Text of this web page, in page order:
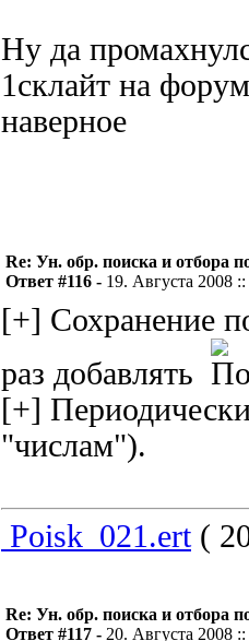
Ну да
1склайт на
наверное
Re: Ун. обр. поиска и отбора
Ответ #116 - 19. Августа 2008
[+] Сохранение
раз добавлять
[+]
"числам").
Poisk_021.ert(
Re: Ун. обр. поиска и отбора
Ответ #117 - 20. Августа 2008